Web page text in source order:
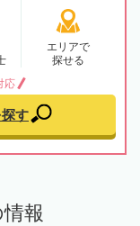
エリアで
探せる
応
す
報